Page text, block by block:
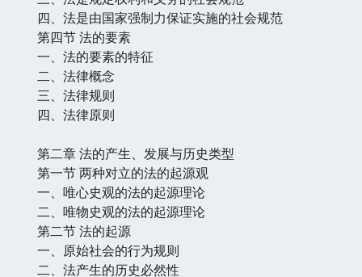
四、法是由国家强制力保证实施的社会规范
第四节 法的要素
一、法的要素的特征
二、法律概念
三、法律规则
四、法律原则
第二章 法的产生、发展与历史类型
第一节 两种对立的法的起源观
一、唯心史观的法的起源理论
二、唯物史观的法的起源理论
第二节 法的起源
一、原始社会的行为规则
二、法产生的历史必然性